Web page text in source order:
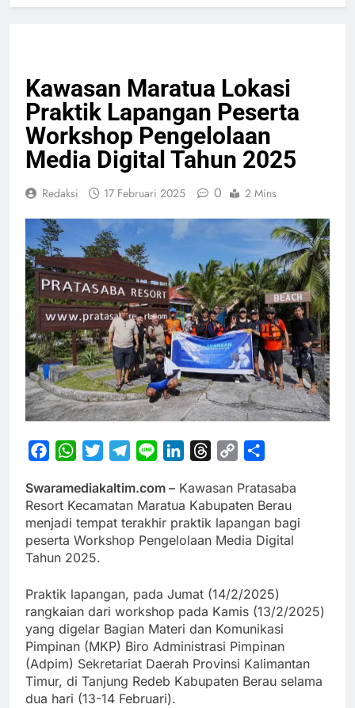
Kawasan Maratua Lokasi
Praktik Lapangan Peserta
Workshop Pengelolaan
Media Digital Tahun 2025
Redaksi 17 Februari 2025 0 2 Mins
FacebookWhatsApp
TwitterTelegram
Line LinkedInThreads
Copy
Swaramediakaltim.com – Kawasan Pratasaba
Resort Kecamatan Maratua Kabupaten Berau
menjadi tempat terakhir praktik lapangan bagi
peserta Workshop Pengelolaan Media Digital
Tahun 2025.
Praktik lapangan, pada Jumat (14/2/2025)
rangkaian dari workshop pada Kamis (13/2/2025)
yang digelar Bagian Materi dan Komunikasi
Pimpinan (MKP) Biro Administrasi Pimpinan
(Adpim) Sekretariat Daerah Provinsi Kalimantan
Timur, di Tanjung Redeb Kabupaten Berau selama
dua hari (13-14 Februari).